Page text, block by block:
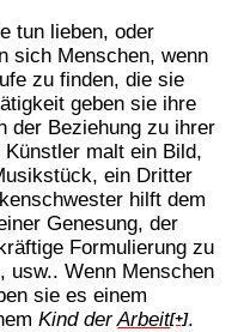
tun lieben, oder
sich Menschen, wenn
zu finden, die sie
geben sie ihre
der Beziehung zu ihrer
malt ein Bild,
ein Dritter
hilft dem
Genesung, der
Formulierung zu
usw.. Wenn Menschen
sie es einem
Kind derArbeit[+].